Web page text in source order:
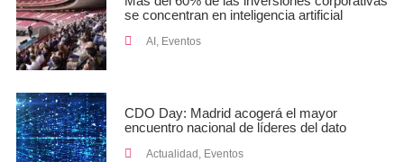
se concentran en inteligencia artificial
AI Eventos
CDO Day: Madrid acogerá el mayor
encuentro nacional de líderes del dato
Actualidad , Eventos